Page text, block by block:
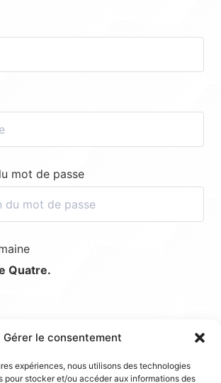
Gérer le consentement
expériences, nous utilisons des technologies
pour stocker et/ou accéder aux informations des
mot de passe
Quatre.